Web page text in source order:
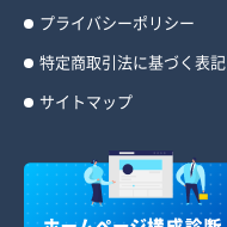
プライバシーポリシー
特定商取引法に基づく表記
サイトマップ